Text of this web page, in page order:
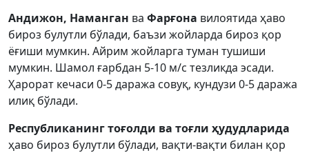
Андижон, Наманган ва Фарғона вилоятида ҳаво
бироз булутли бўлади, баъзи жойларда бироз қор
ёғиши мумкин. Айрим жойларга туман тушиши
мумкин. Шамол ғарбдан 5-10 м/с тезликда эсади.
Ҳарорат кечаси 0-5 даража совуқ, кундузи 0-5 даража
илиқ бўлади.
Республиканинг тоғолди ва тоғли ҳудудларида
ҳаво бироз булутли бўлади, вақти-вақти билан қор